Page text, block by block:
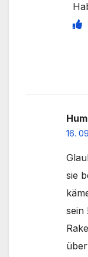
16.
sie
sein